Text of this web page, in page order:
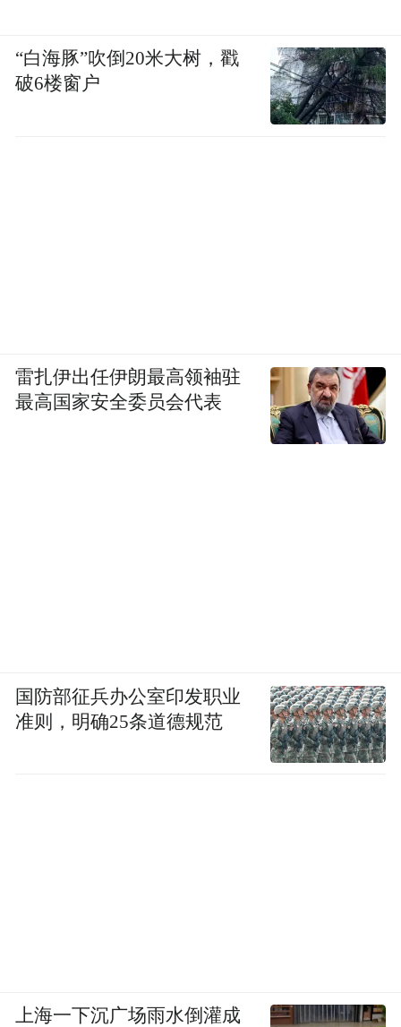
“白海豚”吹倒20米大树，戳
破6楼窗户
雷扎伊出任伊朗最高领袖驻
最高国家安全委员会代表
国防部征兵办公室印发职业
准则，明确25条道德规范
上海一下沉广场雨水倒灌成